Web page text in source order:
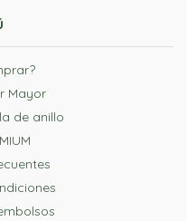
Mayor
de anillo